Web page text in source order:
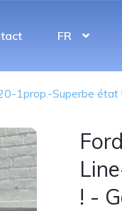
FR
1prop.-Superbe état
! -